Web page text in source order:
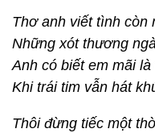
Thơ anh viết tình còn
Những xót thương
Anh có biết em mãi
Khi trái tim vẫn hát
Thôi đừng tiếc một